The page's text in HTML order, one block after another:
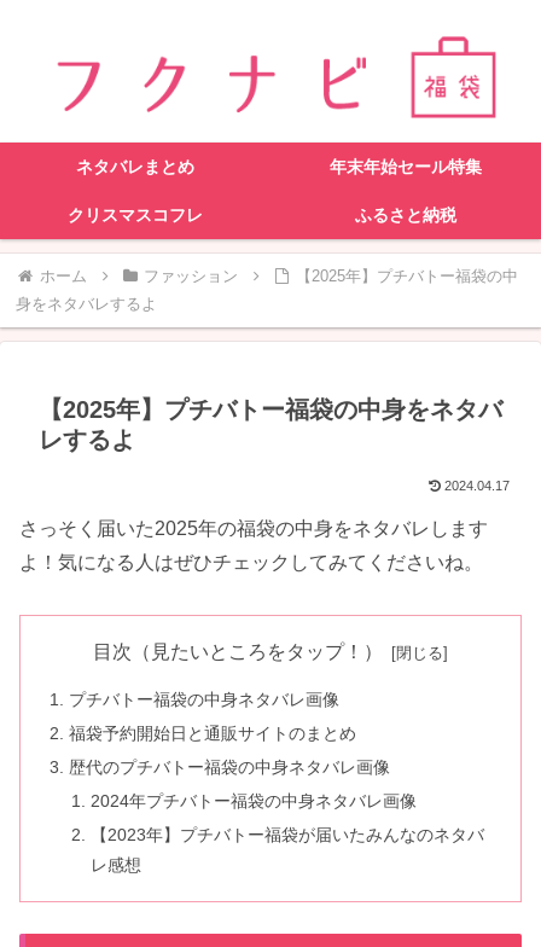
ネタバレまとめ 年末年始セール特集
クリスマスコフレ ふるさと納税
ホーム ファッション
【2025年】プチバトー福袋の中
身をネタバレするよ
【2025年】プチバトー福袋の中身をネタバ
レするよ
2024.04.17
さっそく届いた2025年の福袋の中身をネタバレします
よ！気になる人はぜひチェックしてみてくださいね。
目次（見たいところをタップ！）
プチバトー福袋の中身ネタバレ画像
福袋予約開始日と通販サイトのまとめ
歴代のプチバトー福袋の中身ネタバレ画像
2024年プチバトー福袋の中身ネタバレ画像
【2023年】プチバトー福袋が届いたみんなのネタバ
レ感想